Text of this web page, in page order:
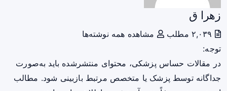
زهرا ق
مشاهده همه نوشته‌ها
توجه:
در مقالات حساس پزشکی، محتوای منتشرشده باید به‌صورت
جداگانه توسط پزشک یا متخصص مرتبط بازبینی شود. مطالب